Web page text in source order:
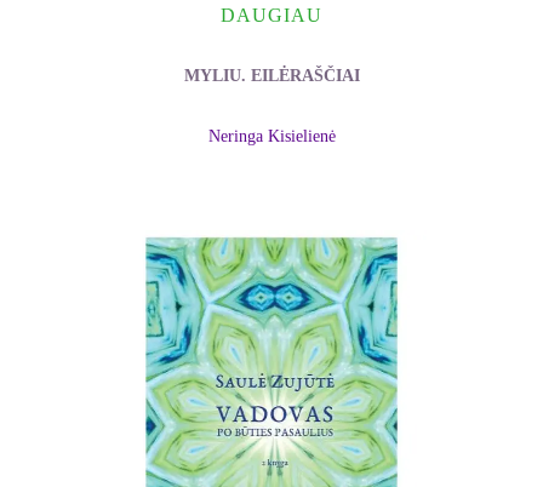
DAUGIAU
MYLIU. EILĖRAŠČIAI
Neringa Kisielienė